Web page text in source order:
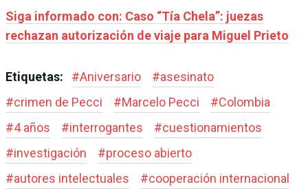
Siga informado con: Caso “Tía Chela”: juezas
rechazan autorización de viaje para Miguel Prieto
Etiquetas: #Aniversario #asesinato
#crimen de Pecci #Marcelo Pecci #Colombia
#4 años #interrogantes #cuestionamientos
#investigación #proceso abierto
#autores intelectuales #cooperación internacional